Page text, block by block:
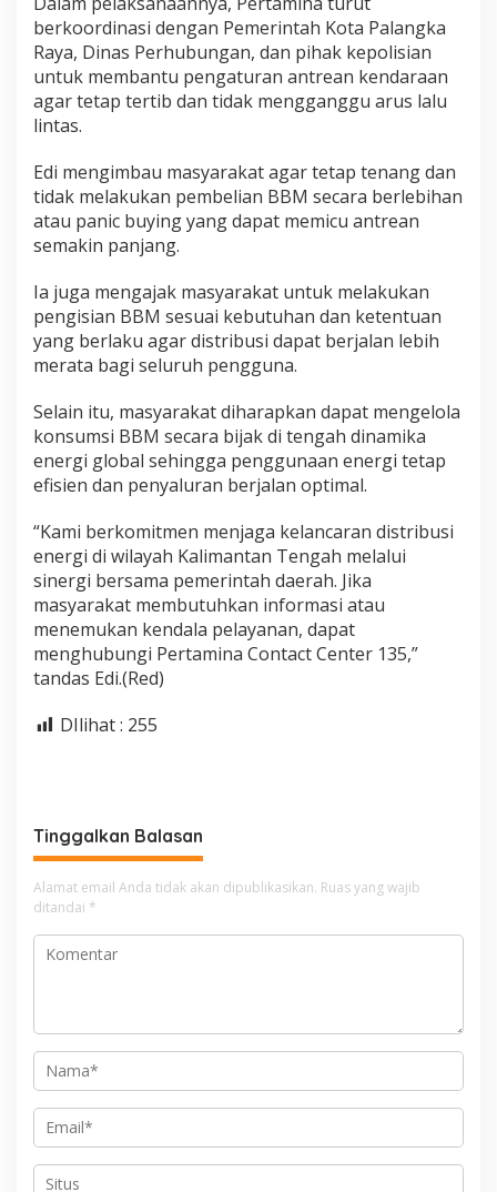
berkoordinasi dengan Pemerintah Kota Palangka
Raya, Dinas Perhubungan, dan pihak kepolisian
untuk membantu pengaturan antrean kendaraan
agar tetap tertib dan tidak mengganggu arus lalu
lintas.
Edi mengimbau masyarakat agar tetap tenang dan
tidak melakukan pembelian BBM secara berlebihan
atau panic buying yang dapat memicu antrean
semakin panjang.
Ia juga mengajak masyarakat untuk melakukan
pengisian BBM sesuai kebutuhan dan ketentuan
yang berlaku agar distribusi dapat berjalan lebih
merata bagi seluruh pengguna.
Selain itu, masyarakat diharapkan dapat mengelola
konsumsi BBM secara bijak di tengah dinamika
energi global sehingga penggunaan energi tetap
efisien dan penyaluran berjalan optimal.
“Kami berkomitmen menjaga kelancaran distribusi
energi di wilayah Kalimantan Tengah melalui
sinergi bersama pemerintah daerah. Jika
masyarakat membutuhkan informasi atau
menemukan kendala pelayanan, dapat
menghubungi Pertamina Contact Center 135,”
tandas Edi.(Red)
DIlihat : 255
Tinggalkan Balasan
Alamat email Anda tidak akan dipublikasikan. Ruas yang wajib
ditandai *